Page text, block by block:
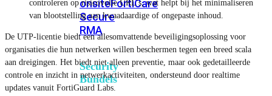
onsiteFortiCare
Secure
RMA
Security
Bundels
controleren op risicovolle URL’s, wat helpt bij het minimaliseren
van blootstelling aan kwaadaardige of ongepaste inhoud.
De UTP-licentie biedt een allesomvattende beveiligingsoplossing voor
organisaties die hun netwerken willen beschermen tegen een breed scala
aan dreigingen. Het biedt niet alleen preventie, maar ook gedetailleerde
controle en inzicht in netwerkactiviteiten, ondersteund door realtime
updates vanuit FortiGuard Labs.